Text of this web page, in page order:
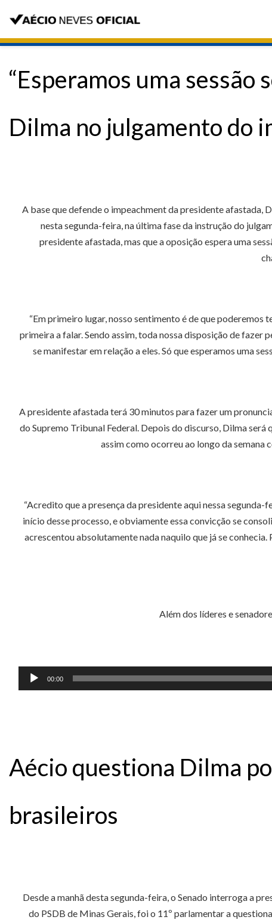
“Esperamos uma
Dilma no julgamento do
A base que defende o impeachment da presidente afastada,
nesta segunda-feira, na última fase da instrução do
presidente afastada, mas que a oposição espera uma
“Em primeiro lugar, nosso sentimento é de que poderemos
primeira a falar. Sendo assim, toda nossa disposição de fazer
se manifestar em relação a eles. Só que esperamos uma
A presidente afastada terá 30 minutos para fazer um
do Supremo Tribunal Federal. Depois do discurso, Dilma
assim como ocorreu ao longo da semana
“Acredito que a presença da presidente aqui nessa
início desse processo, e obviamente essa convicção se
acrescentou absolutamente nada naquilo que já se
Além dos líderes e
Tocador
de
00:00
Aécio questiona Dilma
brasileiros
Desde a manhã desta segunda-feira, o Senado interroga a
do PSDB de Minas Gerais, foi o 11º parlamentar a